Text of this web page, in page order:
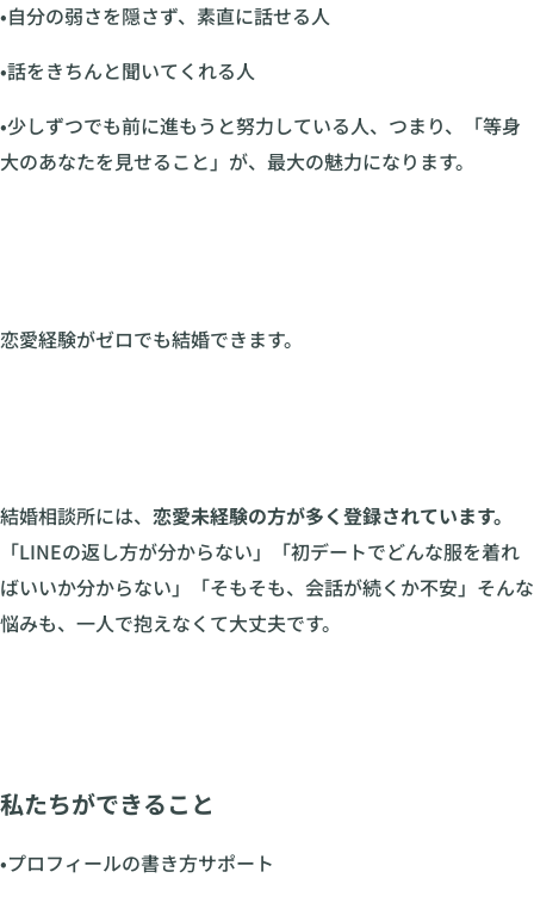
•自分の弱さを隠さず、素直に話せる人
•話をきちんと聞いてくれる人
•少しずつでも前に進もうと努力している人、つまり、「等身
大のあなたを見せること」が、最大の魅力になります。
恋愛経験がゼロでも結婚できます。
結婚相談所には、 恋愛未経験の方が多く登録されています。
「LINEの返し方が分からない」「初デートでどんな服を着れ
ばいいか分からない」「そもそも、会話が続くか不安」そんな
悩みも、一人で抱えなくて大丈夫です。
私たちができること
•プロフィールの書き方サポート